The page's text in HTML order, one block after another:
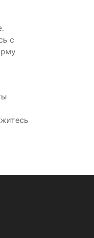
с